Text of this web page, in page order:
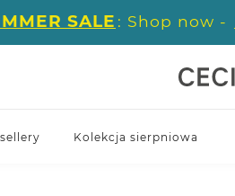
SALE : Shop now -
Kolekcja sierpniowa